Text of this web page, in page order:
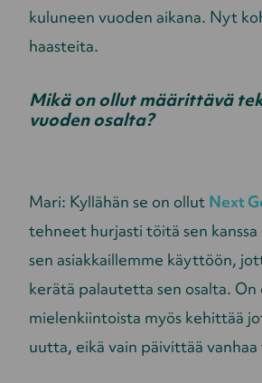
kuluneen vuoden aikana. Nyt
haasteita.
Mikä on ollut määrittävä
vuoden osalta?
Mari: Kyllähän se on ollut Next
tehneet hurjasti töitä sen kanssa
sen asiakkaillemme käyttöön,
kerätä palautetta sen osalta.
mielenkiintoista myös kehittää
uutta, eikä vain päivittää